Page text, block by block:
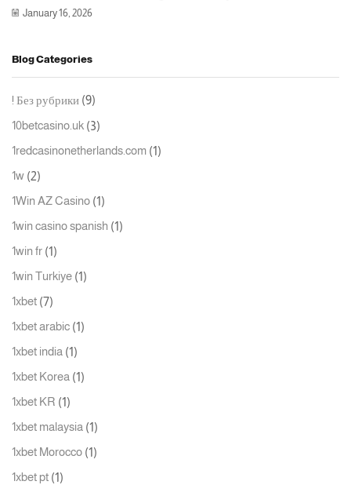
January 16, 2026
Blog Categories
! Без рубрики (9)
10betcasino.uk (3)
1redcasinonetherlands.com (1)
1w (2)
1Win AZ Casino (1)
1win casino spanish (1)
1win fr (1)
1win Turkiye (1)
1xbet (7)
1xbet arabic (1)
1xbet india (1)
1xbet Korea (1)
1xbet KR (1)
1xbet malaysia (1)
1xbet Morocco (1)
1xbet pt (1)